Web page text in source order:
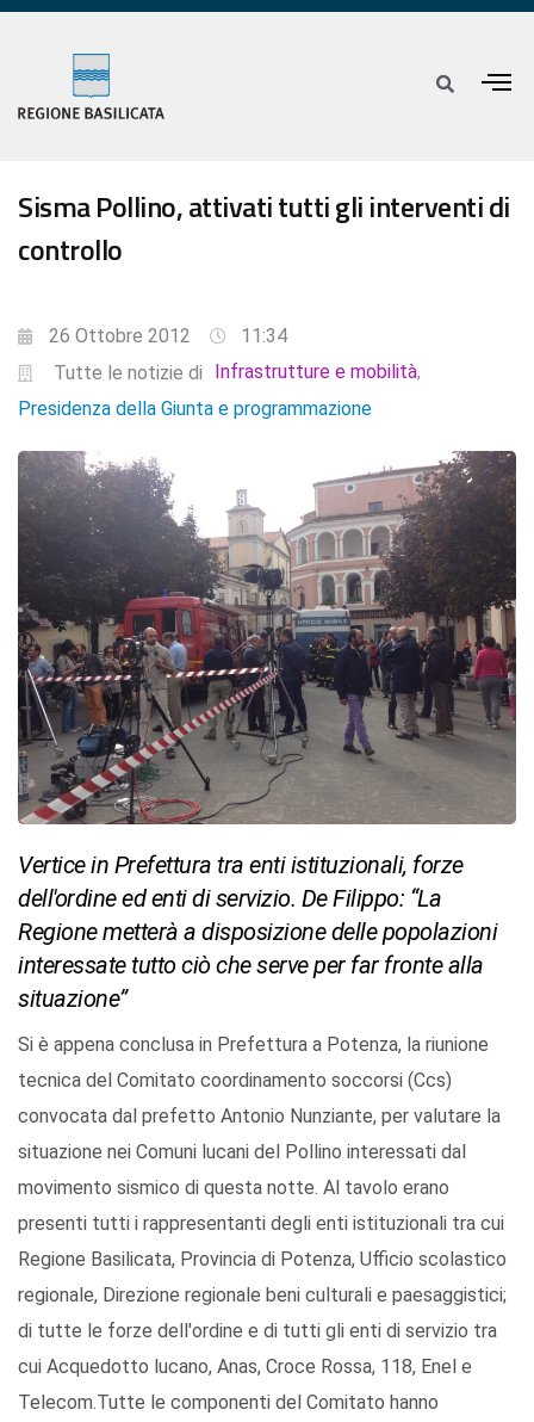
Sisma Pollino, attivati tutti gli interventi di
controllo
26 Ottobre 2012
11:34
Tutte le notizie di
Infrastrutture e mobilità,
Presidenza della Giunta e programmazione
Vertice in Prefettura tra enti istituzionali, forze
dell'ordine ed enti di servizio. De Filippo: “La
Regione metterà a disposizione delle popolazioni
interessate tutto ciò che serve per far fronte alla
situazione”
Si è appena conclusa in Prefettura a Potenza, la riunione
tecnica del Comitato coordinamento soccorsi (Ccs)
convocata dal prefetto Antonio Nunziante, per valutare la
situazione nei Comuni lucani del Pollino interessati dal
movimento sismico di questa notte. Al tavolo erano
presenti tutti i rappresentanti degli enti istituzionali tra cui
Regione Basilicata, Provincia di Potenza, Ufficio scolastico
regionale, Direzione regionale beni culturali e paesaggistici;
di tutte le forze dell'ordine e di tutti gli enti di servizio tra
cui Acquedotto lucano, Anas, Croce Rossa, 118, Enel e
Telecom.Tutte le componenti del Comitato hanno